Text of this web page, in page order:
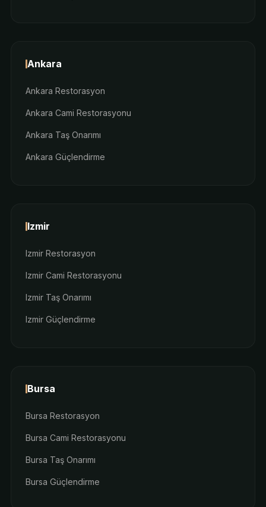
Ankara
Ankara Restorasyon
Ankara Cami Restorasyonu
Ankara Taş Onarımı
Ankara Güçlendirme
Izmir
Izmir Restorasyon
Izmir Cami Restorasyonu
Izmir Taş Onarımı
Izmir Güçlendirme
Bursa
Bursa Restorasyon
Bursa Cami Restorasyonu
Bursa Taş Onarımı
Bursa Güçlendirme